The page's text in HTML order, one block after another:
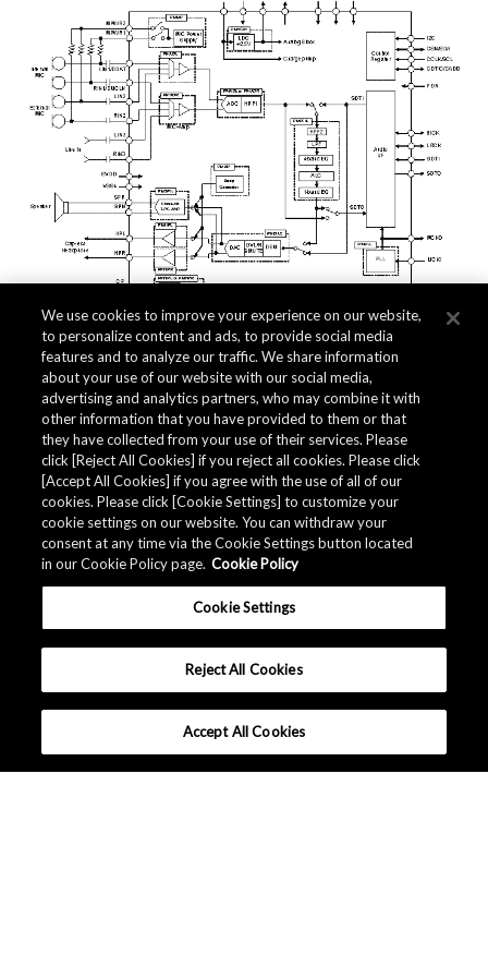
Related Documents
We use cookies to improve your experience on our website,
to personalize content and ads, to provide social media
features and to analyze our traffic. We share information
about your use of our website with our social media,
advertising and analytics partners, who may combine it with
other information that you have provided to them or that
they have collected from your use of their services. Please
click [Reject All Cookies] if you reject all cookies. Please click
[Accept All Cookies] if you agree with the use of all of our
cookies. Please click [Cookie Settings] to customize your
cookie settings on our website. You can withdraw your
consent at any time via the Cookie Settings button located
in our Cookie Policy page. Cookie Policy
Cookie Settings
Reject All Cookies
Accept All Cookies